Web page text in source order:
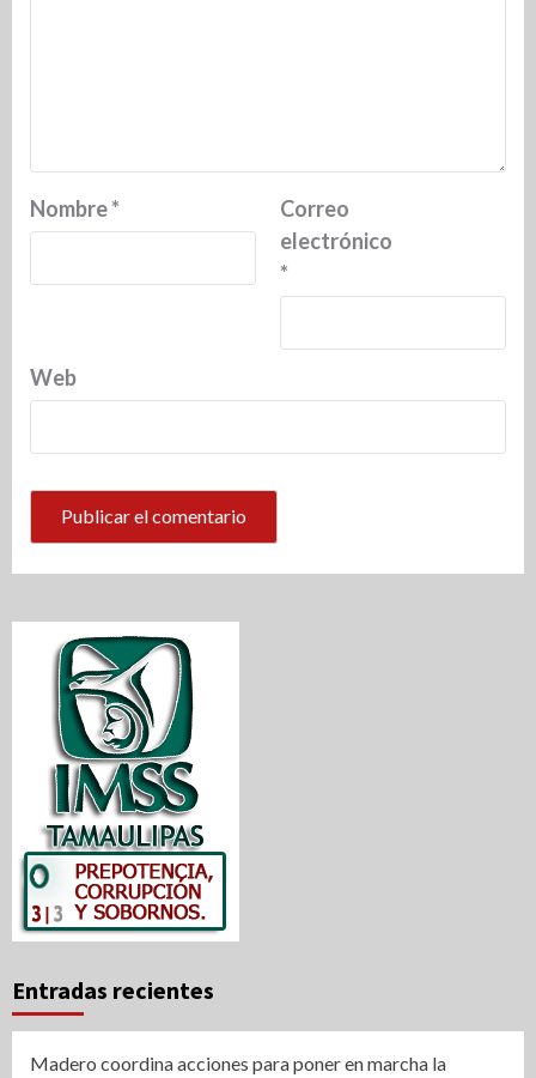
Nombre*
Correo
electrónico
*
Web
Entradas recientes
Madero coordina acciones para poner en marcha la